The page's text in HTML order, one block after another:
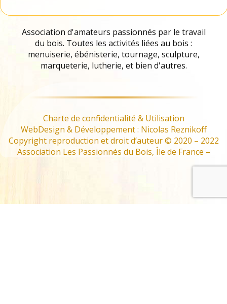
Association d'amateurs passionnés par le travail
du bois. Toutes les activités liées au bois :
menuiserie, ébénisterie, tournage, sculpture,
marqueterie, lutherie, et bien d'autres.
Charte de confidentialité & Utilisation
WebDesign & Développement : Nicolas Reznikoff
Copyright reproduction et droit d’auteur © 2020 – 2022
Association Les Passionnés du Bois, Île de France –